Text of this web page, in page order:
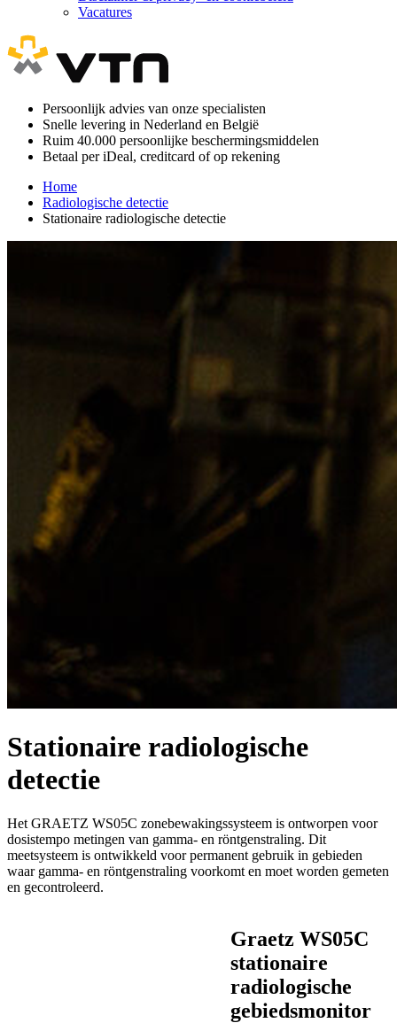
Vacatures
Persoonlijk advies van onze specialisten
Snelle levering in Nederland en België
Ruim 40.000 persoonlijke beschermingsmiddelen
Betaal per iDeal, creditcard of op rekening
Home
Radiologische detectie
Stationaire radiologische detectie
Stationaire radiologische
detectie
Het GRAETZ WS05C zonebewakingssysteem is ontworpen voor
dosistempo metingen van gamma- en röntgenstraling. Dit
meetsysteem is ontwikkeld voor permanent gebruik in gebieden
waar gamma- en röntgenstraling voorkomt en moet worden gemeten
en gecontroleerd.
Graetz WS05C
stationaire
radiologische
gebiedsmonitor